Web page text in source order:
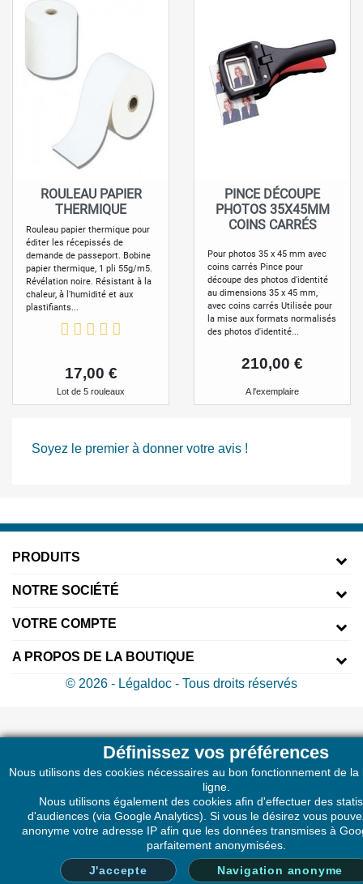
ROULEAU PAPIER
THERMIQUE
Rouleau papier thermique pour
éditer les récepissés de
demande de passeport. Bobine
papier thermique, 1 pli 55g/m5.
Révélation noire. Résistant à la
chaleur, à l'humidité et aux
plastifiants...
Prix
17,00 €
Lot de 5 rouleaux
PINCE DÉCOUPE
PHOTOS 35X45MM
COINS CARRÉS
Pour photos 35 x 45 mm avec
coins carrés Pince pour
découpe des photos d'identité
au dimensions 35 x 45 mm,
avec coins carrés Utilisée pour
la mise aux formats normalisés
des photos d'identité...
Prix
210,00 €
A l'exemplaire
Soyez le premier à donner votre avis !
PRODUITS
NOTRE SOCIÉTÉ
VOTRE COMPTE
A PROPOS DE LA BOUTIQUE
Définissez vos préférences
Nous utilisons des cookies nécessaires au bon fonctionnement de la
ligne.
Nous utilisons également des cookies afin d'effectuer des
d'audiences (via Google Analytics). Si vous le désirez vous
anonyme votre adresse IP afin que les données transmises à
parfaitement anonymisées.
J'accepte
Navigation anonyme
© 2026 - Légaldoc - Tous droits réservés